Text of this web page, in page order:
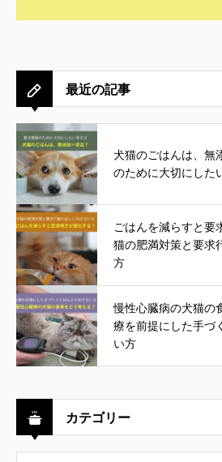
最近の記事
犬猫のごはんは、無
のために大切にした
ごはんを減らすと要
猫の肥満対策と要求
方
慢性心臓病の犬猫の
療を前提にした手づ
い方
カテゴリー